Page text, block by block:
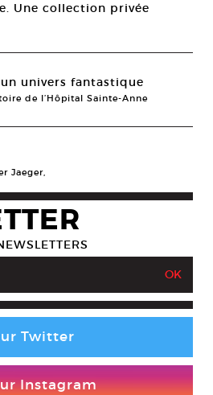
Une collection privée
univers fantastique
de l’Hôpital Sainte-Anne
Jaeger,
Twitter
Instagram